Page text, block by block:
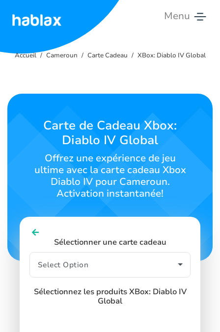
Menu
Tarifs
Contactez-
nous
SIGN UP
Accueil Cameroun Carte Cadeau XBox: Diablo IV Global
Carte de Cadeau Xbox:
Diablo IV Global
Offrez une expérience de jeu
ultime avec la carte cadeau Xbox
Diablo IV pour Cameroun.
Activation instantanée!
Sélectionner une carte cadeau
Sélectionnez les produits XBox: Diablo IV
Global